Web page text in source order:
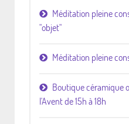
Méditation pleine
"objet"
Méditation pleine
Boutique céramique
l'Avent de 15h à 18h